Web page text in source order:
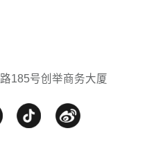
185号创举商务大厦